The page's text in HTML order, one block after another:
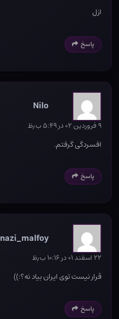
ازل
پاسخ
Nilo
۹ فروردین ۰۲ در ۵:۴۹ ب٫ظ
افسردگی گرفتم.
پاسخ
nazi_malfoy
۲۲ اسفند ۰۱ در ۱۰:۱۶ ب٫ظ
قرار نیست توی ایران بیاد نه؟:))
پاسخ